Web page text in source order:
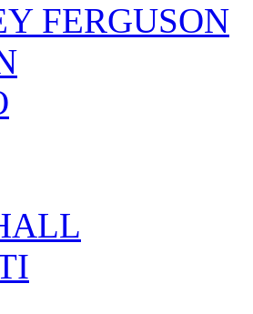
FERGUSON